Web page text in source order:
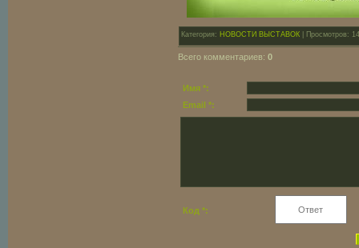
Категория: НОВОСТИ ВЫСТАВОК | Просмотров:
Всего комментариев: 0
Имя *:
Email *:
Код *: